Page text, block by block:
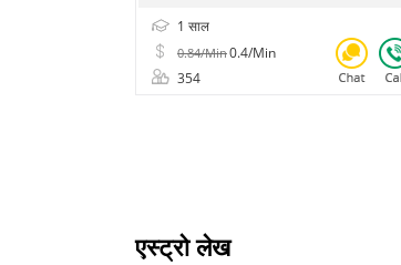
1 साल
0.84/Min0.4/Min
354
एस्ट्रो लेख